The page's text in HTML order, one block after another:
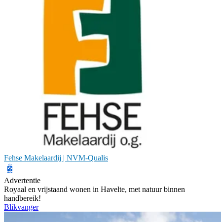
Fehse Makelaardij | NVM-Qualis
Advertentie
Royaal en vrijstaand wonen in Havelte, met natuur binnen
handbereik!
Blikvanger